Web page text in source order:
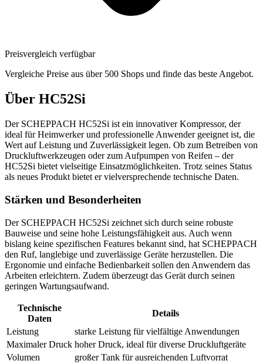
Preisvergleich verfügbar
Vergleiche Preise aus über 500 Shops und finde das beste Angebot.
Über HC52Si
Der SCHEPPACH HC52Si ist ein innovativer Kompressor, der
ideal für Heimwerker und professionelle Anwender geeignet ist, die
Wert auf Leistung und Zuverlässigkeit legen. Ob zum Betreiben von
Druckluftwerkzeugen oder zum Aufpumpen von Reifen – der
HC52Si bietet vielseitige Einsatzmöglichkeiten. Trotz seines Status
als neues Produkt bietet er vielversprechende technische Daten.
Stärken und Besonderheiten
Der SCHEPPACH HC52Si zeichnet sich durch seine robuste
Bauweise und seine hohe Leistungsfähigkeit aus. Auch wenn
bislang keine spezifischen Features bekannt sind, hat SCHEPPACH
den Ruf, langlebige und zuverlässige Geräte herzustellen. Die
Ergonomie und einfache Bedienbarkeit sollen den Anwendern das
Arbeiten erleichtern. Zudem überzeugt das Gerät durch seinen
geringen Wartungsaufwand.
Technische
Daten
Details
Leistung
starke Leistung für vielfältige Anwendungen
Maximaler Druck hoher Druck, ideal für diverse Druckluftgeräte
Volumen
großer Tank für ausreichenden Luftvorrat